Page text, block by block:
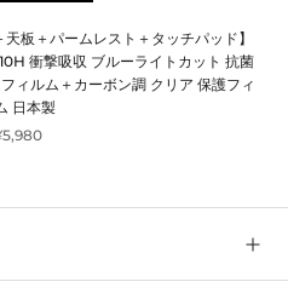
板＋パームレスト＋タッチパッド】
衝撃吸収 ブルーライトカット 抗菌
ィルム＋カーボン調 クリア 保護フィ
日本製